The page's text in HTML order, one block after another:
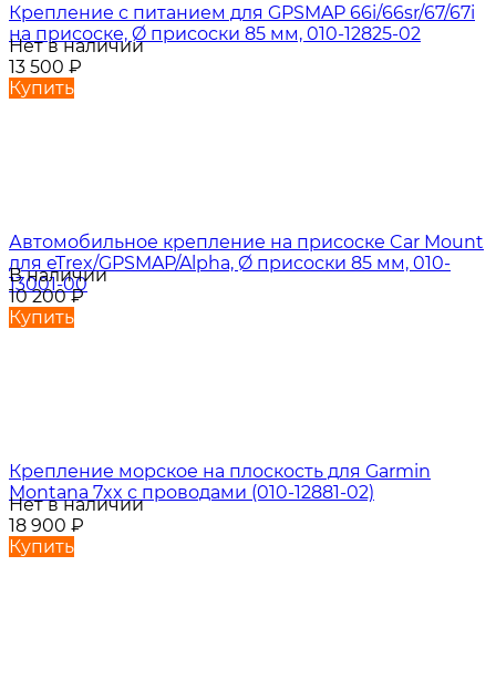
Крепление с питанием для GPSMAP 66i/66sr/67/67i
на присоске, Ø присоски 85 мм, 010-12825-02
Нет в наличии
13 500 ₽
Купить
Автомобильное крепление на присоске Car Mount
для eTrex/GPSMAP/Alpha, Ø присоски 85 мм, 010-
13001-00
В наличии
10 200₽
Купить
Крепление морское на плоскость для Garmin
Montana 7xx с проводами (010-12881-02)
Нет в наличии
18 900 ₽
Купить